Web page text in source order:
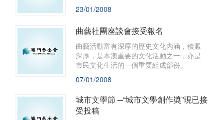
23/01/2008
曲藝社團座談會接受報名
曲藝活動富有深厚的歷史文化內涵，積澱
深厚，是本澳重要的文化活動之一，亦是
市民文化生活的一個重要組成部份。
07/01/2008
城市文學節 ─“城市文學創作奬”現已接
受投稿